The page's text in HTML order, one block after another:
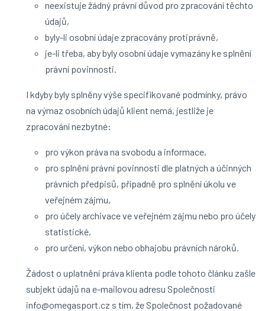
neexistuje žádný právní důvod pro zpracování těchto
údajů,
byly-li osobní údaje zpracovány protiprávně,
je-li třeba, aby byly osobní údaje vymazány ke splnění
právní povinnosti.
I kdyby byly splněny výše specifikované podmínky, právo
na výmaz osobních údajů klient nemá, jestliže je
zpracování nezbytné:
pro výkon práva na svobodu a informace,
pro splnění právní povinnosti dle platných a účinných
právních předpisů, případně pro splnění úkolu ve
veřejném zájmu,
pro účely archivace ve veřejném zájmu nebo pro účely
statistické,
pro určení, výkon nebo obhajobu právních nároků.
Žádost o uplatnění práva klienta podle tohoto článku zašle
subjekt údajů na e-mailovou adresu Společnosti
info@omegasport.cz s tím, že Společnost požadované